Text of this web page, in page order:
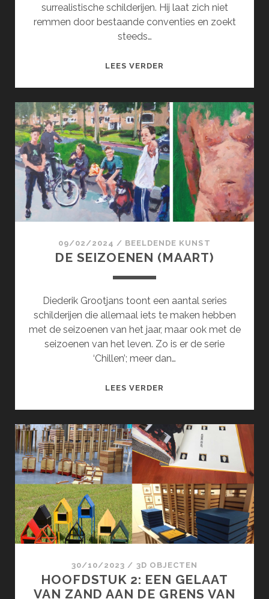
surrealistische schilderijen. Hij laat zich niet
remmen door bestaande conventies en zoekt
steeds…
LEES VERDER
JAAR
!
(APRIL)
09/02/2024 / BEELDENDE KUNST
DE SEIZOENEN (MAART)
Diederik Grootjans toont een aantal series
schilderijen die allemaal iets te maken hebben
met de seizoenen van het jaar, maar ook met de
seizoenen van het leven. Zo is er de serie
‘Chillen’; meer dan…
LEES VERDER
30/10/2023 / 3D OBJECTEN
HOOFDSTUK 2: EEN GELAAT
VAN ZAND AAN DE GRENS VAN